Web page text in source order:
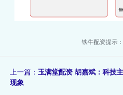
铁牛配资提示
上一篇： 玉满堂配资 胡嘉斌：科技
现象